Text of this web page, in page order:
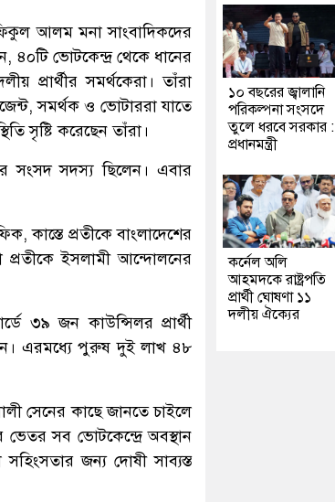
আলম মনা সাংবাদিকদের
৪০টি ভোটকেন্দ্র থেকে ধানের
প্রার্থীর সমর্থকেরা। তাঁরা
সমর্থক ও ভোটাররা যাতে
সৃষ্টি করেছেন তাঁরা।
সংসদ সদস্য ছিলেন। এবার
কাস্তে প্রতীকে বাংলাদেশের
প্রতীকে ইসলামী আন্দোলনের
৩৯ জন কাউন্সিলর প্রার্থী
জন। এরমধ্যে পুরুষ দুই লাখ ৪৮
সেনের কাছে জানতে চাইলে
ভেতর সব ভোটকেন্দ্রে অবস্থান
সহিংসতার জন্য দোষী সাব্যস্ত
১০ বছরের জ্বালানি
পরিকল্পনা সংসদে
তুলে ধরবে সরকার :
প্রধানমন্ত্রী
কর্নেল অলি
আহমদকে রাষ্ট্রপতি
প্রার্থী ঘোষণা ১১
দলীয় ঐক্যের